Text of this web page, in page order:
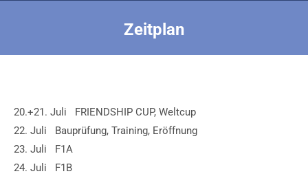
Zeitplan
20.+21. Juli FRIENDSHIP CUP, Weltcup
22. Juli Bauprüfung, Training, Eröffnung
23. Juli F1A
24. Juli F1B